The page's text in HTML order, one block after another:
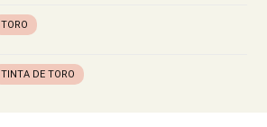
TORO
TINTA DE TORO